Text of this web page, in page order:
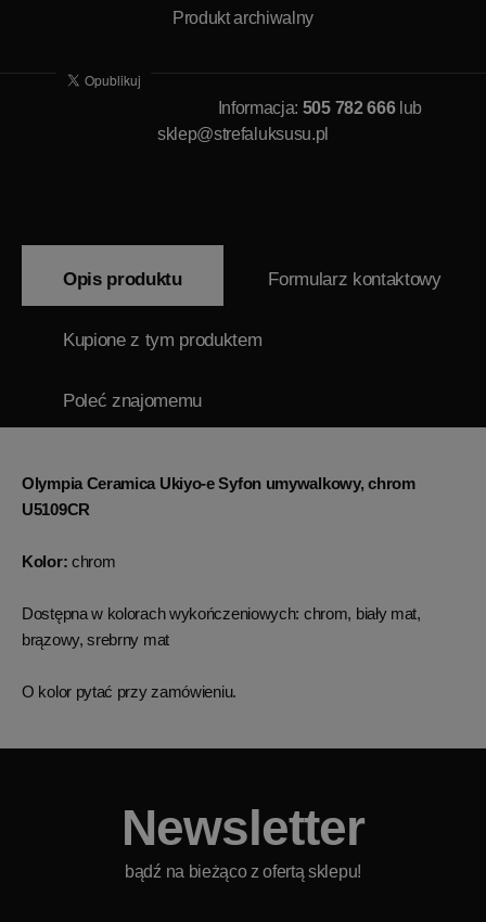
Produkt archiwalny
Informacja: 505 782 666lub
sklep@strefaluksusu.pl
Opis produktu Formularz kontaktowy
Kupione z tym produktem
Poleć znajomemu
Olympia Ceramica Ukiyo-e Syfon umywalkowy, chrom
U5109CR
Kolor: chrom
Dostępna w kolorach wykończeniowych: chrom, biały mat,
brązowy, srebrny mat
O kolor pytać przy zamówieniu.
Newsletter
bądź na bieżąco z ofertą sklepu!